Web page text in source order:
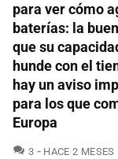
para ver cómo
baterías: la
que su
hunde con el
hay un aviso
para los que
Europa
3 COMENTARIOS
HACE 2 MESES